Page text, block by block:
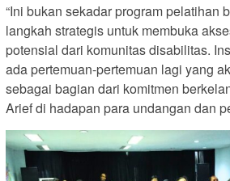
“Ini bukan sekadar program pelatihan
langkah strategis untuk membuka
potensial dari komunitas disabilitas.
ada pertemuan-pertemuan lagi yang
sebagai bagian dari komitmen
Arief di hadapan para undangan dan